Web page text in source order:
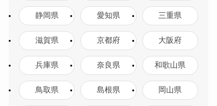
静岡県 愛知県 三重県
滋賀県 京都府 大阪府
兵庫県 奈良県 和歌山県
鳥取県 島根県 岡山県